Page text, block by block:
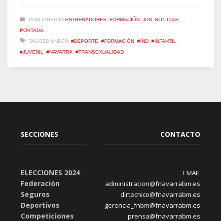
PUBLISHED IN ENTRENADORES FORMACIÓN JDN NOTICIAS
PORTADA
TAGGED UNDER: #DEPORTE #FORMACIÓN #IND #INFANTIL
#JUVENIL
#NAVARRA #TRANSEXUALIDAD
SECCIONES
ELECCIONES 2024
Federación
Seguros
Deportivos
Competiciones
CONTACTO
EMAIL
administracion@fnavarrabm.es
dirtecnico@fnavarrabm.es
gerencia_fnbm@fnavarrabm.es
prensa@fnavarrabm.es